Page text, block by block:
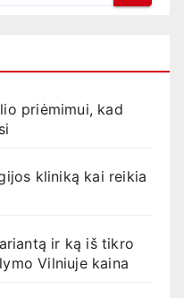
priėmimui, kad
kliniką kai reikia
ir ką iš tikro
Vilniuje kaina